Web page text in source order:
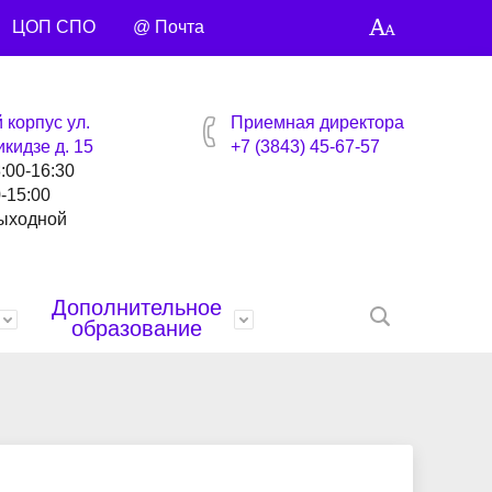
ЦОП СПО @ Почта
ул.
д. 15
16:30
15:00
Приемная директора
+7 (3843) 45-67-57
Дополнительное
образование